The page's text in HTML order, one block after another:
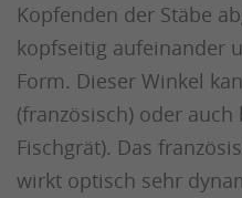
Kopfenden der Stäbe
kopfseitig aufeinander
Form. Dieser Winkel
(französisch) oder
Fischgrät). Das
wirkt optisch sehr